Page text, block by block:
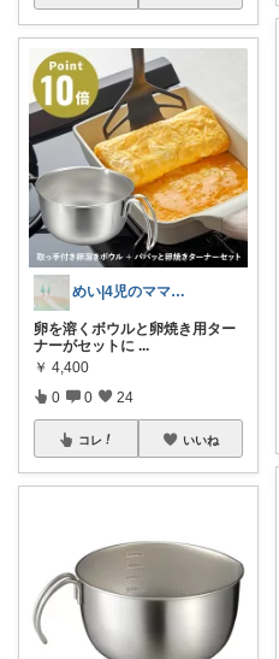
めい|4児のママおすすめ
卵を溶くボウルと卵焼き用ター
ナーがセットに ...
￥ 4,400
0 0 24
コレ いいね